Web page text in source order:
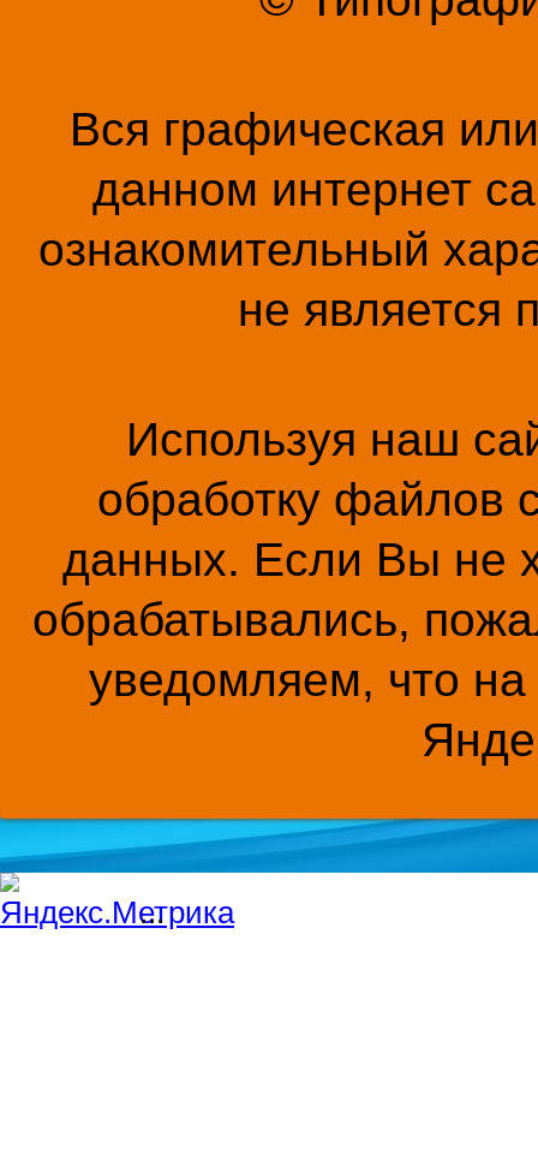
Вся графическая
данном интернет
ознакомительный
не является
Используя наш
обработку файлов
данных. Если Вы не
обрабатывались,
уведомляем, что на
...